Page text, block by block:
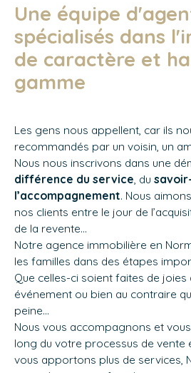
Une équipe
spécialisés dans
de caractère et
gamme
Les gens nous appellent, car ils
recommandés par un voisin, un
Nous nous inscrivons dans une
différence du service , du
l’accompagnement. Nous aimons
nos clients entre le jour de
de la revente...
Notre agence immobilière en
les familles dans des étapes
Que celles-ci soient faites de joies
événement ou bien au contraire
peine…
Nous vous accompagnons et
long du votre processus de vente
vous apportons plus de services,